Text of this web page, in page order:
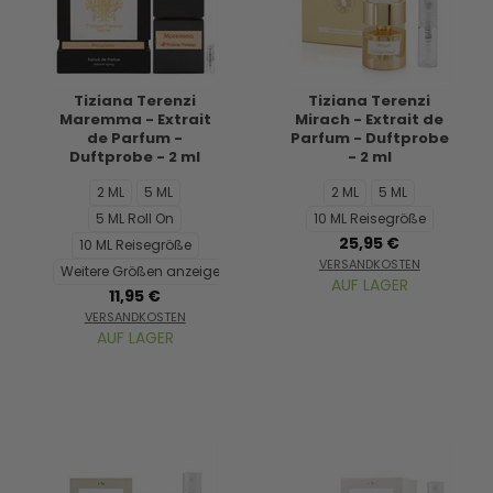
Tiziana Terenzi
Maremma - Extrait
de Parfum -
Duftprobe - 2 ml
2 ML
5 ML
5 ML Roll On
10 ML Reisegröße
Weitere Größen anzeigen...
11,95 €
VERSANDKOSTEN
AUF LAGER
Tiziana Terenzi
Mirach - Extrait de
Parfum - Duftprobe
- 2 ml
2 ML
5 ML
10 ML Reisegröße
25,95 €
VERSANDKOSTEN
AUF LAGER